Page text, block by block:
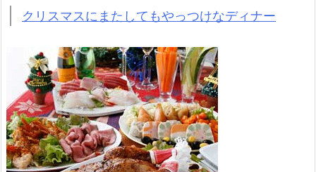
クリスマスにまたしてもやっつけなディナー